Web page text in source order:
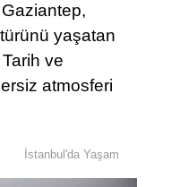
yaşatan
ve
atmosferi
İstanbul'da Yaşam